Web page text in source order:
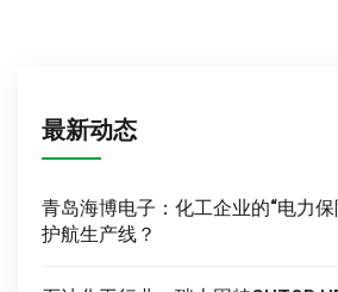
最新动态
青岛海博电子：化工企业的“电力保
护航生产线？